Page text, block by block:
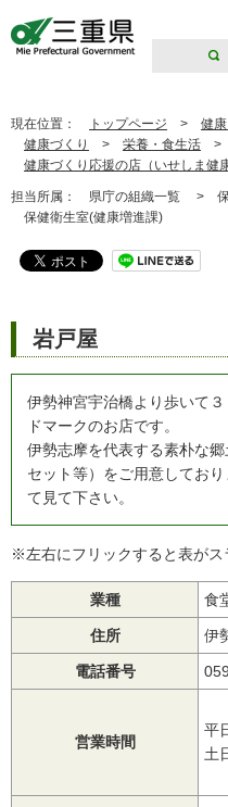
現在位置： トップページ > 健
健康づくり
> 栄養・食生活 >
健康づくり応援の店（いせしま健
担当所属： 県庁の組織一覧 >
保健衛生室(健康増進課)
岩戸屋
伊勢神宮宇治橋より歩いて
ドマークのお店です。
伊勢志摩を代表する素朴な
セット等）をご用意してお
て見て下さい。
※左右にフリックすると表がス
業種 食
住所 伊
電話番号
営業時間
平
土